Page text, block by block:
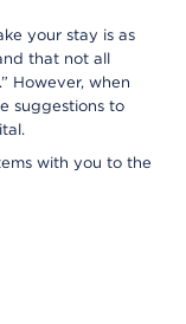
your stay is as
that not all
However, when
suggestions to
with you to the